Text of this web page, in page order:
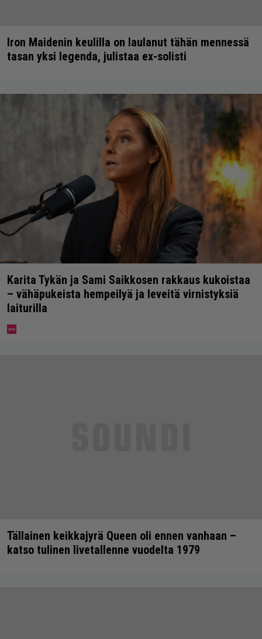
Iron Maidenin keulilla on laulanut tähän mennessä
tasan yksi legenda, julistaa ex-solisti
Karita Tykän ja Sami Saikkosen rakkaus kukoistaa
– vähäpukeista hempeilyä ja leveitä virnistyksiä
laiturilla
Tällainen keikkajyrä Queen oli ennen vanhaan –
katso tulinen livetallenne vuodelta 1979